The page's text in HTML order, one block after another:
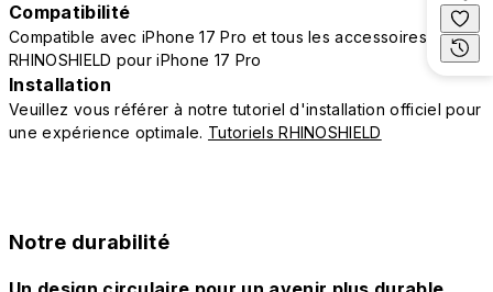
Compatibilité
Compatible avec iPhone 17 Pro et tous les accessoires
RHINOSHIELD pour iPhone 17 Pro
Installation
Veuillez vous référer à notre tutoriel d'installation officiel pour
une expérience optimale. Tutoriels RHINOSHIELD
Notre durabilité